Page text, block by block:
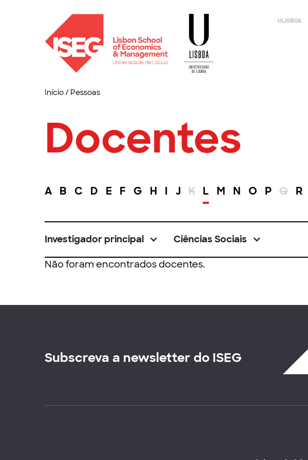
ULISBOA
Início/ Pessoas
Docentes
A B C D E F G H I J K L M N O P Q R
Investigador principal Ciências Sociais
Não foram encontrados docentes.
Subscreva a newsletter do ISEG